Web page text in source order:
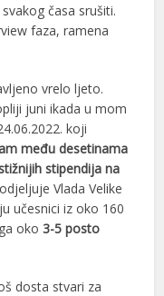
časa srušiti.
faza, ramena
vrelo ljeto.
juni ikada u mom
koji
među desetinama
stipendija na
Vlada Velike
učesnici iz oko 160
oko3-5 posto
dosta stvari za